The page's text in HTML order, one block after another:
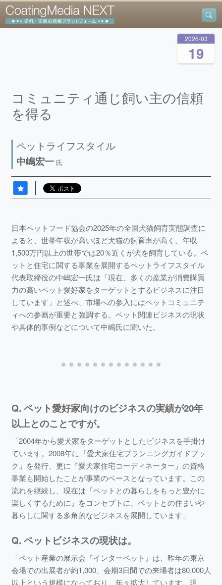
2026 03
19
コミュニティ通じ飼い主の信頼
を得る
ペットライフスタイル
中嶋宏一 氏
日本ペットフード協会の2025年の全国犬猫飼育実態調査に
よると、世帯年収が高いほど犬猫の飼育率が高く、年収
1,500万円以上の世帯では20％近くが犬を飼育している。ペ
ットと住宅に関する事業を展開するペットライフスタイル
代表取締役の中嶋宏一氏は「現在、多くの産業が消費購買
力の高いペット愛好家をターゲットとするビジネスに注目
しています」と述べ、市場への参入にはペットコミュニテ
ィへの参画が重要と強調する。ペット関連ビジネスの現状
や具体的事例などについて中嶋氏に聞いた。
Q. ペット愛好家向けのビジネスの実績が20年
以上とのことですが。
「2004年から愛犬家をターゲットとしたビジネスを手掛け
ています。2008年に『愛犬家住宅プランニングガイドブッ
ク』を発行、更に『愛犬家住宅コーディネーター』の資格
事業も開始したことが事業のベースとなっています。この
流れを継続し、現在は『ペットとの暮らしをもっと豊かに
楽しくするために』をコンセプトに、ペットとの住まいや
暮らしに関する多角的なビジネスを展開しています」
Q. ペットビジネスの現状は。
「ペット産業の展示会『インターペット』は、昨年の東京
会場での出展者が約1,000、会期3日間での来場者は80,000人
以上という規模になっており、年々拡大しています。現